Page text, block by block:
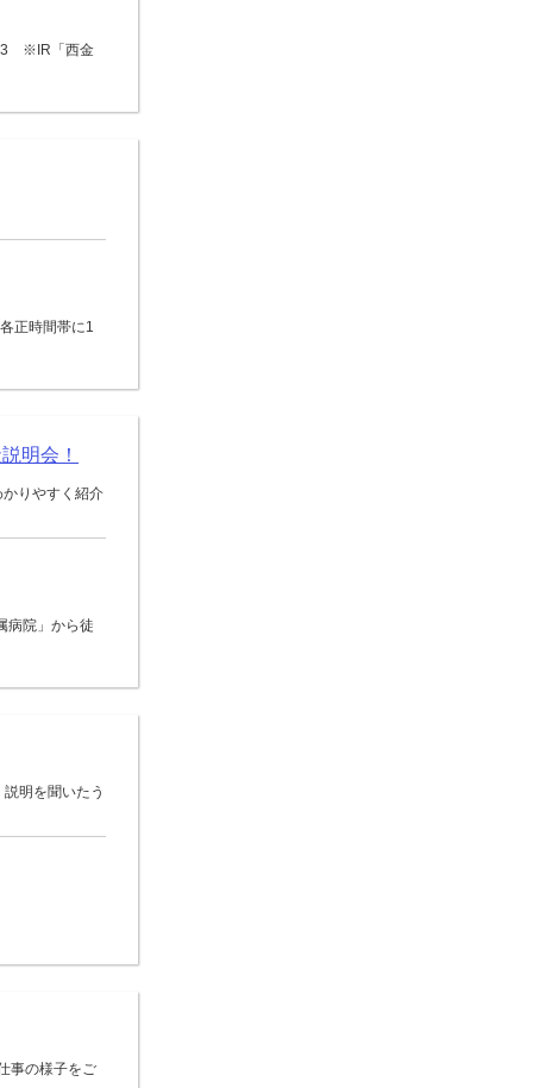
※IR「西金
正時間帯に1
明会！
りやすく紹介
病院」から徒
明を聞いたう
事の様子をご